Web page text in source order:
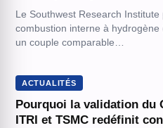
Le Southwest Research
combustion interne à
un couple comparable…
ACTUALITÉS
Pourquoi la validation du
ITRI et TSMC redéfinit